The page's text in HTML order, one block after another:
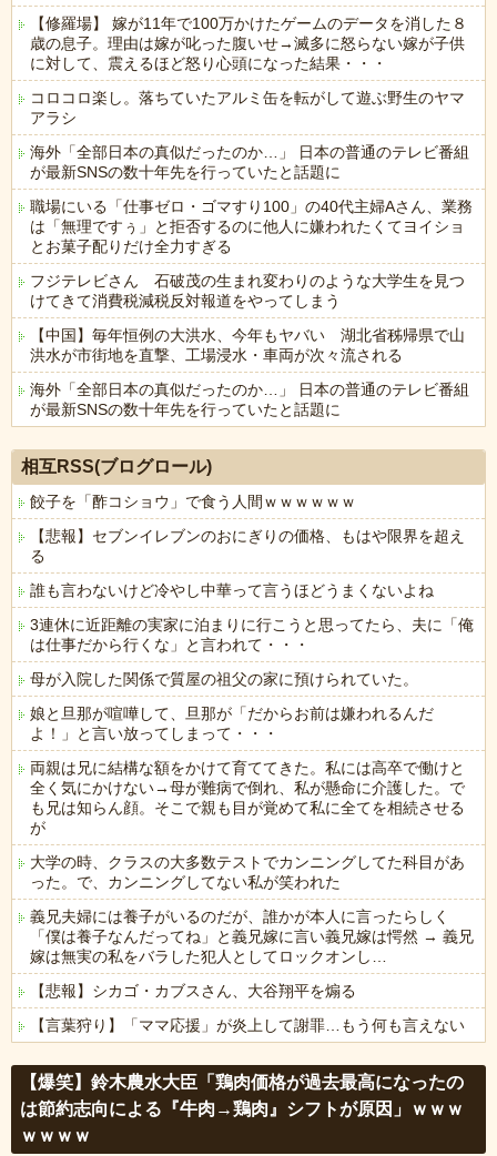
【修羅場】 嫁が11年で100万かけたゲームのデータを消した８
歳の息子。理由は嫁が叱った腹いせ→滅多に怒らない嫁が子供
に対して、震えるほど怒り心頭になった結果・・・
コロコロ楽し。落ちていたアルミ缶を転がして遊ぶ野生のヤマ
アラシ
海外「全部日本の真似だったのか…」 日本の普通のテレビ番組
が最新SNSの数十年先を行っていたと話題に
職場にいる「仕事ゼロ・ゴマすり100」の40代主婦Aさん、業務
は「無理ですぅ」と拒否するのに他人に嫌われたくてヨイショ
とお菓子配りだけ全力すぎる
フジテレビさん 石破茂の生まれ変わりのような大学生を見つ
けてきて消費税減税反対報道をやってしまう
【中国】毎年恒例の大洪水、今年もヤバい 湖北省秭帰県で山
洪水が市街地を直撃、工場浸水・車両が次々流される
海外「全部日本の真似だったのか…」 日本の普通のテレビ番組
が最新SNSの数十年先を行っていたと話題に
相互RSS(ブログロール)
餃子を「酢コショウ」で食う人間ｗｗｗｗｗｗ
【悲報】セブンイレブンのおにぎりの価格、もはや限界を超え
る
誰も言わないけど冷やし中華って言うほどうまくないよね
3連休に近距離の実家に泊まりに行こうと思ってたら、夫に「俺
は仕事だから行くな」と言われて・・・
母が入院した関係で質屋の祖父の家に預けられていた。
娘と旦那が喧嘩して、旦那が「だからお前は嫌われるんだ
よ！」と言い放ってしまって・・・
両親は兄に結構な額をかけて育ててきた。私には高卒で働けと
全く気にかけない→母が難病で倒れ、私が懸命に介護した。で
も兄は知らん顔。そこで親も目が覚めて私に全てを相続させる
が
大学の時、クラスの大多数テストでカンニングしてた科目があ
った。で、カンニングしてない私が笑われた
義兄夫婦には養子がいるのだが、誰かが本人に言ったらしく
「僕は養子なんだってね」と義兄嫁に言い義兄嫁は愕然 → 義兄
嫁は無実の私をバラした犯人としてロックオンし…
【悲報】シカゴ・カブスさん、大谷翔平を煽る
【言葉狩り】「ママ応援」が炎上して謝罪…もう何も言えない
【爆笑】鈴木農水大臣「鶏肉価格が過去最高になったの
は節約志向による『牛肉→鶏肉』シフトが原因」ｗｗｗ
ｗｗｗｗ